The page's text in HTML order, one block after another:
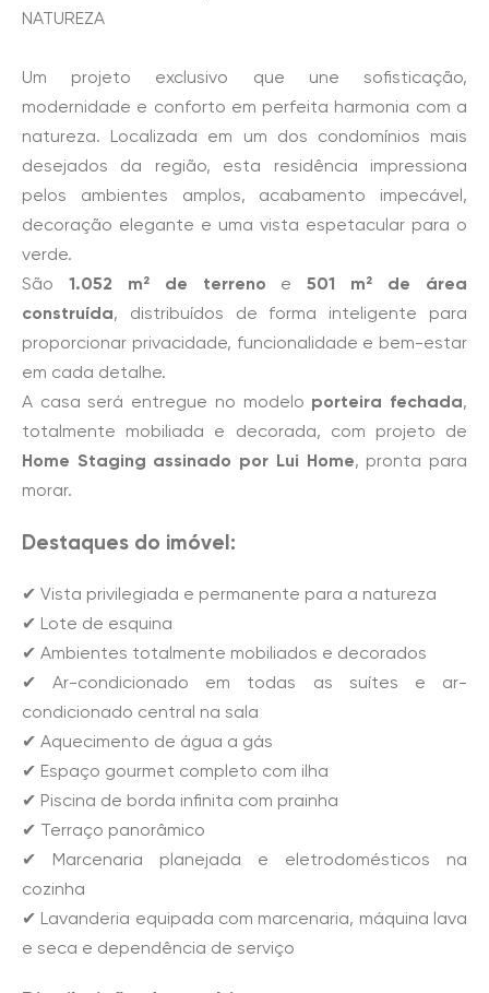
NATUREZA
Um projeto exclusivo que une sofisticação,
modernidade e conforto em perfeita harmonia com a
natureza. Localizada em um dos condomínios mais
desejados da região, esta residência impressiona
pelos ambientes amplos, acabamento impecável,
decoração elegante e uma vista espetacular para o
verde.
São 1.052 m² de terreno e501 m² de área
construída, distribuídos de forma inteligente para
proporcionar privacidade, funcionalidade e bem-estar
em cada detalhe.
A casa será entregue no modelo porteira fechada,
totalmente mobiliada e decorada, com projeto de
Home Staging assinado por Lui Home, pronta para
morar.
Destaques do imóvel:
✔ Vista privilegiada e permanente para a natureza
✔ Lote de esquina
✔ Ambientes totalmente mobiliados e decorados
✔ Ar-condicionado em todas as suítes e ar-
condicionado central na sala
✔ Aquecimento de água a gás
✔ Espaço gourmet completo com ilha
✔ Piscina de borda infinita com prainha
✔ Terraço panorâmico
✔ Marcenaria planejada e eletrodomésticos na
cozinha
✔ Lavanderia equipada com marcenaria, máquina lava
e seca e dependência de serviço